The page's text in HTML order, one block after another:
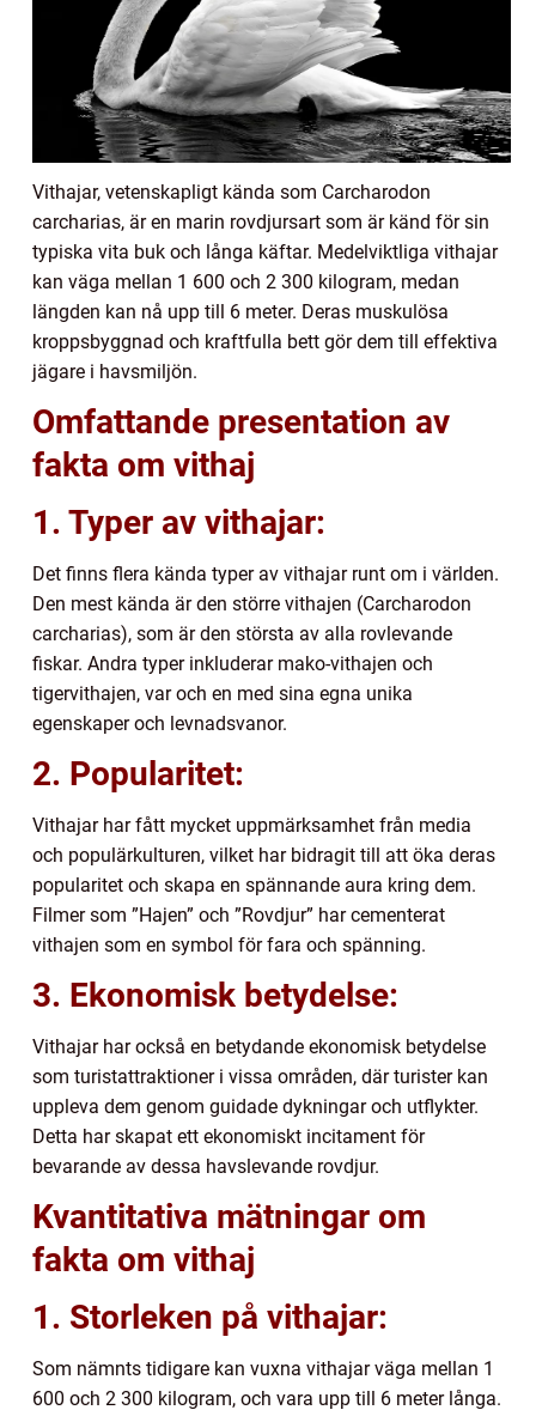
Vithajar, vetenskapligt kända som Carcharodon
carcharias, är en marin rovdjursart som är känd för sin
typiska vita buk och långa käftar. Medelviktliga vithajar
kan väga mellan 1 600 och 2 300 kilogram, medan
längden kan nå upp till 6 meter. Deras muskulösa
kroppsbyggnad och kraftfulla bett gör dem till effektiva
jägare i havsmiljön.
Omfattande presentation av
fakta om vithaj
1. Typer av vithajar:
Det finns flera kända typer av vithajar runt om i världen.
Den mest kända är den större vithajen (Carcharodon
carcharias), som är den största av alla rovlevande
fiskar. Andra typer inkluderar mako-vithajen och
tigervithajen, var och en med sina egna unika
egenskaper och levnadsvanor.
2. Popularitet:
Vithajar har fått mycket uppmärksamhet från media
och populärkulturen, vilket har bidragit till att öka deras
popularitet och skapa en spännande aura kring dem.
Filmer som ”Hajen” och ”Rovdjur” har cementerat
vithajen som en symbol för fara och spänning.
3. Ekonomisk betydelse:
Vithajar har också en betydande ekonomisk betydelse
som turistattraktioner i vissa områden, där turister kan
uppleva dem genom guidade dykningar och utflykter.
Detta har skapat ett ekonomiskt incitament för
bevarande av dessa havslevande rovdjur.
Kvantitativa mätningar om
fakta om vithaj
1. Storleken på vithajar:
Som nämnts tidigare kan vuxna vithajar väga mellan 1
600 och 2 300 kilogram, och vara upp till 6 meter långa.